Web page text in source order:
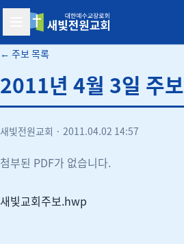
새빛전원교회
← 주보 목록
2011년 4월 3일 주보
새빛전원교회 · 2011.04.02 14:57
첨부된 PDF가 없습니다.
새빛교회주보.hwp